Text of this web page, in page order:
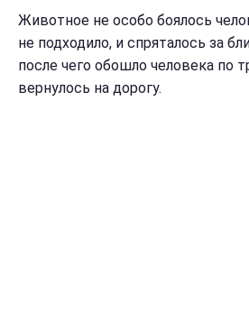
Животное не особо боялось
не подходило, и спряталось за
после чего обошло человека по
вернулось на дорогу.